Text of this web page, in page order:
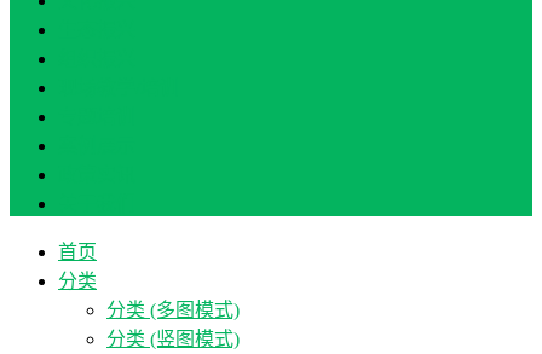
首页
分类
分类 (多图模式)
分类 (竖图模式)